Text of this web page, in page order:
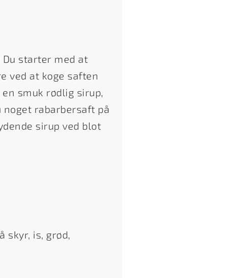
starter med at
ved at koge saften
smuk rødlig sirup,
rabarbersaft på
sirup ved blot
skyr, is, grød,